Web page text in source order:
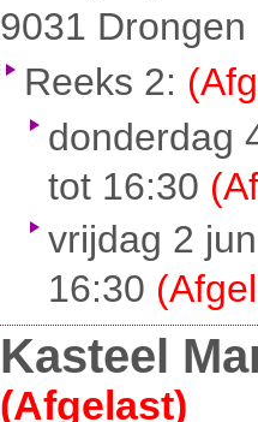
9031 Drongen
Reeks 2:
donderdag
tot 16:30
vrijdag 2
16:30
Kasteel
(Afgelast)